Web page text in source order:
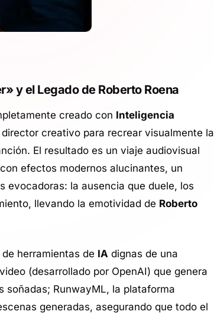
y el Legado de Roberto Roena
creado con Inteligencia
creativo para recrear visualmente la
El resultado es un viaje audiovisual
efectos modernos alucinantes, un
evocadoras: la ausencia que duele, los
llevando la emotividad de Roberto
herramientas de IA dignas de una
(desarrollado por OpenAI) que genera
soñadas; RunwayML, la plataforma
generadas, asegurando que todo el